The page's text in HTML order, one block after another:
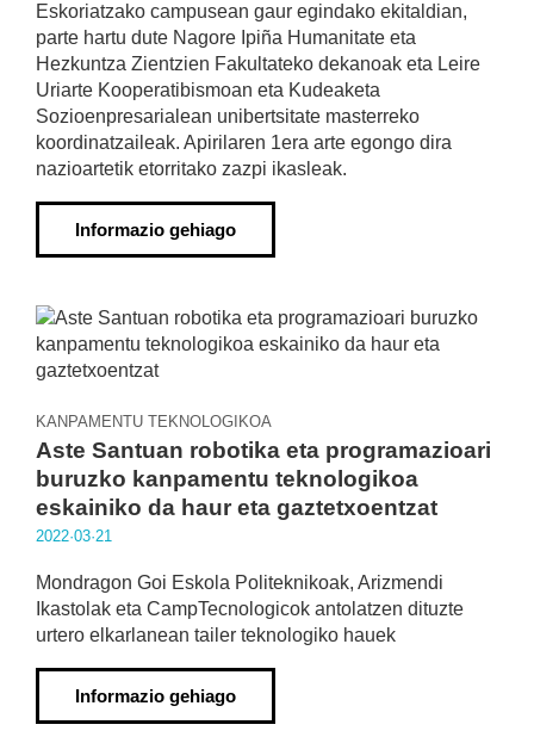
Eskoriatzako campusean gaur egindako ekitaldian,
parte hartu dute Nagore Ipiña Humanitate eta
Hezkuntza Zientzien Fakultateko dekanoak eta Leire
Uriarte Kooperatibismoan eta Kudeaketa
Sozioenpresarialean unibertsitate masterreko
koordinatzaileak. Apirilaren 1era arte egongo dira
nazioartetik etorritako zazpi ikasleak.
Informazio gehiago
KANPAMENTU TEKNOLOGIKOA
Aste Santuan robotika eta programazioari
buruzko kanpamentu teknologikoa
eskainiko da haur eta gaztetxoentzat
2022·03·21
Mondragon Goi Eskola Politeknikoak, Arizmendi
Ikastolak eta CampTecnologicok antolatzen dituzte
urtero elkarlanean tailer teknologiko hauek
Informazio gehiago